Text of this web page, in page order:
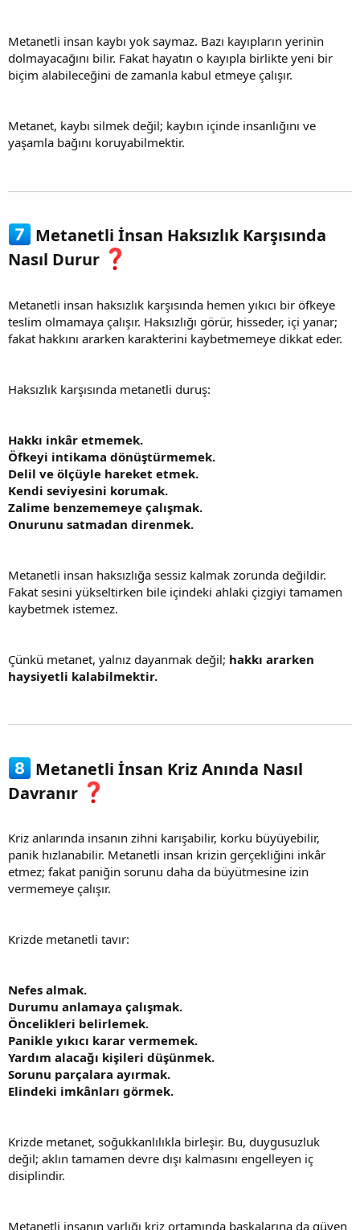
Metanetli insan kaybı yok saymaz. Bazı kayıpların yerinin
dolmayacağını bilir. Fakat hayatın o kayıpla birlikte yeni bir
biçim alabileceğini de zamanla kabul etmeye çalışır.
Metanet, kaybı silmek değil; kaybın içinde insanlığını ve
yaşamla bağını koruyabilmektir.
Metanetli İnsan Haksızlık Karşısında
Nasıl Durur
Metanetli insan haksızlık karşısında hemen yıkıcı bir öfkeye
teslim olmamaya çalışır. Haksızlığı görür, hisseder, içi yanar;
fakat hakkını ararken karakterini kaybetmemeye dikkat eder.
Haksızlık karşısında metanetli duruş:
Hakkı inkâr etmemek.
Öfkeyi intikama dönüştürmemek.
Delil ve ölçüyle hareket etmek.
Kendi seviyesini korumak.
Zalime benzememeye çalışmak.
Onurunu satmadan direnmek.
Metanetli insan haksızlığa sessiz kalmak zorunda değildir.
Fakat sesini yükseltirken bile içindeki ahlaki çizgiyi tamamen
kaybetmek istemez.
Çünkü metanet, yalnız dayanmak değil; hakkı ararken
haysiyetli kalabilmektir.
Metanetli İnsan Kriz Anında Nasıl
Davranır
Kriz anlarında insanın zihni karışabilir, korku büyüyebilir,
panik hızlanabilir. Metanetli insan krizin gerçekliğini inkâr
etmez; fakat paniğin sorunu daha da büyütmesine izin
vermemeye çalışır.
Krizde metanetli tavır:
Nefes almak.
Durumu anlamaya çalışmak.
Öncelikleri belirlemek.
Panikle yıkıcı karar vermemek.
Yardım alacağı kişileri düşünmek.
Sorunu parçalara ayırmak.
Elindeki imkânları görmek.
Krizde metanet, soğukkanlılıkla birleşir. Bu, duygusuzluk
değil; aklın tamamen devre dışı kalmasını engelleyen iç
disiplindir.
Metanetli insanın varlığı kriz ortamında başkalarına da güven